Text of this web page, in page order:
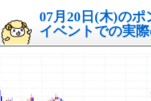
07月20日(木)の
イベントでの実